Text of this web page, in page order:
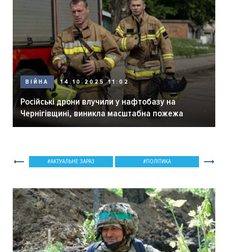
ВІЙНА 14.10.2025 11:02
Російські дрони влучили у нафтобазу на
Чернігівщині, виникла масштабна пожежа
АКТУАЛЬНЕ ЗАРАЗ ПОЛІТИКА